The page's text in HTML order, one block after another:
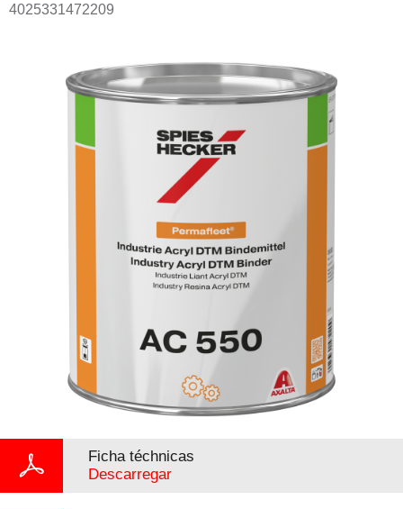
4025331472209
Ficha téchnicas
Descarregar